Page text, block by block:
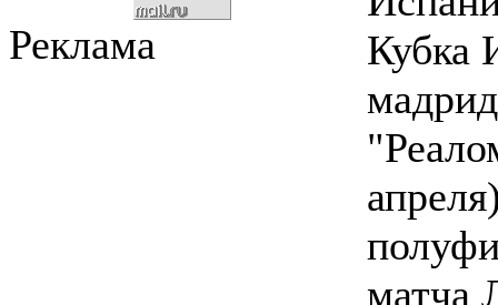
Реклама
Кубка
матча